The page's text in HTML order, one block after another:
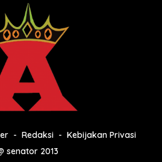
Redaksi
Kebijakan Privasi
senator 2013